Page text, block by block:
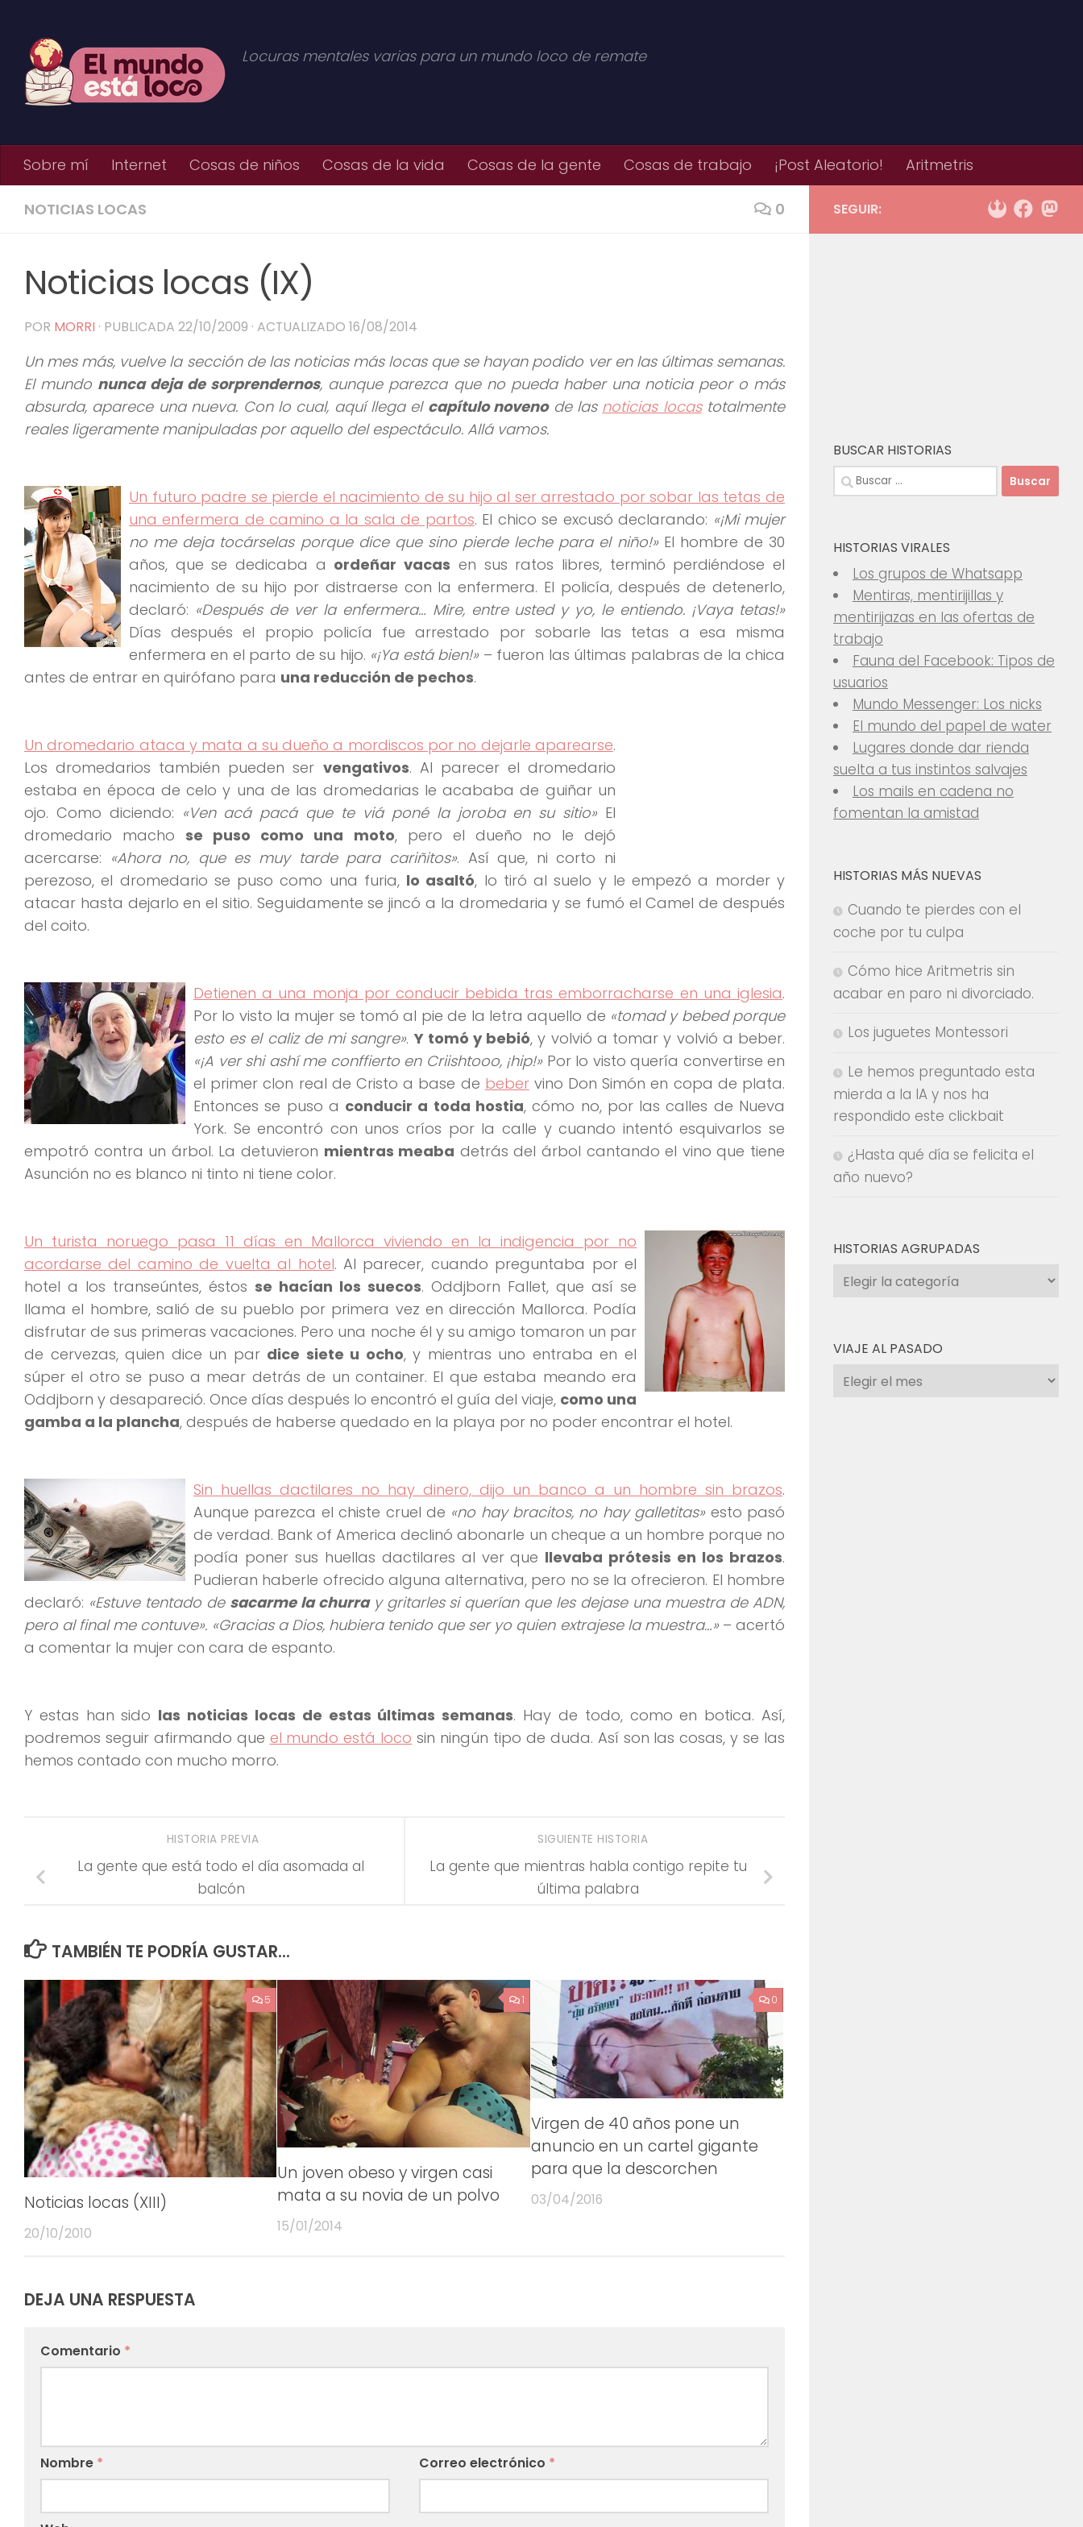
Locuras mentales varias para un mundo loco de remate
Sobre mí Internet Cosas de niños Cosas de la vida Cosas de la gente Cosas de trabajo ¡Post Aleatorio! Aritmetris
NOTICIAS LOCAS 0
Noticias locas (IX)
POR MORRI · PUBLICADA 22/10/2009 · ACTUALIZADO 16/08/2014
Un mes más, vuelve la sección de las noticias más locas que se hayan podido ver en las últimas semanas.
El mundo nunca deja de sorprendernos, aunque parezca que no pueda haber una noticia peor o más
absurda, aparece una nueva. Con lo cual, aquí llega el capítulo novenode las noticias locastotalmente
reales ligeramente manipuladas por aquello del espectáculo. Allá vamos.
Un futuro padre se pierde el nacimiento de su hijo al ser arrestado por sobar las tetas de
una enfermera de camino a la sala de partos. El chico se excusó declarando: «¡Mi mujer
no me deja tocárselas porque dice que sino pierde leche para el niño!»El hombre de 30
años, que se dedicaba a ordeñar vacas en sus ratos libres, terminó perdiéndose el
nacimiento de su hijo por distraerse con la enfermera. El policía, después de detenerlo,
declaró: «Después de ver la enfermera… Mire, entre usted y yo, le entiendo. ¡Vaya tetas!»
Días después el propio policía fue arrestado por sobarle las tetas a esa misma
enfermera en el parto de su hijo. «¡Ya está bien!»– fueron las últimas palabras de la chica
antes de entrar en quirófano para una reducción de pechos.
Un dromedario ataca y mata a su dueño a mordiscos por no dejarle aparearse.
Los dromedarios también pueden ser vengativos. Al parecer el dromedario
estaba en época de celo y una de las dromedarias le acababa de guiñar un
ojo. Como diciendo: «Ven acá pacá que te viá poné la joroba en su sitio»El
dromedario machose puso como una moto, pero el dueño no le dejó
acercarse: «Ahora no, que es muy tarde para cariñitos». Así que, ni corto ni
perezoso, el dromedario se puso como una furia, lo asaltó, lo tiró al suelo y le empezó a morder y
atacar hasta dejarlo en el sitio. Seguidamente se jincó a la dromedaria y se fumó el Camel de después
del coito.
Detienen a una monja por conducir bebida tras emborracharse en una iglesia.
Por lo visto la mujer se tomó al pie de la letra aquello de «tomad y bebed porque
esto es el caliz de mi sangre». Y tomó y bebió, y volvió a tomar y volvió a beber.
«¡A ver shi ashí me conffierto en Criishtooo, ¡hip!»Por lo visto quería convertirse en
el primer clon real de Cristo a base de bebervino Don Simón en copa de plata.
Entonces se puso a conducir a toda hostia, cómo no, por las calles de Nueva
York. Se encontró con unos críos por la calle y cuando intentó esquivarlos se
empotró contra un árbol. La detuvieron mientras meaba detrás del árbol cantando el vino que tiene
Asunción no es blanco ni tinto ni tiene color.
Un turista noruego pasa 11 días en Mallorca viviendo en la indigencia por no
acordarse del camino de vuelta al hotel. Al parecer, cuando preguntaba por el
hotel a los transeúntes, éstos se hacían los suecos. Oddjborn Fallet, que así se
llama el hombre, salió de su pueblo por primera vez en dirección Mallorca. Podía
disfrutar de sus primeras vacaciones. Pero una noche él y su amigo tomaron un par
de cervezas, quien dice un par dice siete u ocho, y mientras uno entraba en el
súper el otro se puso a mear detrás de un container. El que estaba meando era
Oddjborn y desapareció. Once días después lo encontró el guía del viaje, como una
gamba a la plancha, después de haberse quedado en la playa por no poder encontrar el hotel.
Sin huellas dactilares no hay dinero, dijo un banco a un hombre sin brazos.
Aunque parezca el chiste cruel de «no hay bracitos, no hay galletitas»esto pasó
de verdad. Bank of America declinó abonarle un cheque a un hombre porque no
podía poner sus huellas dactilares al ver que llevaba prótesis en los brazos.
Pudieran haberle ofrecido alguna alternativa, pero no se la ofrecieron. El hombre
declaró: «Estuve tentado de sacarme la churray gritarles si querían que les dejase una muestra de ADN,
pero al final me contuve». «Gracias a Dios, hubiera tenido que ser yo quien extrajese la muestra…»– acertó
a comentar la mujer con cara de espanto.
Y estas han sido las noticias locas de estas últimas semanas. Hay de todo, como en botica. Así,
podremos seguir afirmando que el mundo está loco sin ningún tipo de duda. Así son las cosas, y se las
hemos contado con mucho morro.
SIGUIENTE HISTORIA
La gente que mientras habla contigo repite tu
última palabra
HISTORIA PREVIA
La gente que está todo el día asomada al
balcón
TAMBIÉN TE PODRÍA GUSTAR...
5
Noticias locas (XIII)
20/10/2010
1
Un joven obeso y virgen casi
mata a su novia de un polvo
15/01/2014
0
Virgen de 40 años pone un
anuncio en un cartel gigante
para que la descorchen
03/04/2016
DEJA UNA RESPUESTA
Comentario *
Nombre * Correo electrónico *
SEGUIR:
BUSCAR HISTORIAS
Buscar:
HISTORIAS VIRALES
Los grupos de Whatsapp
Mentiras, mentirijillas y
mentirijazas en las ofertas de
trabajo
Fauna del Facebook: Tipos de
usuarios
Mundo Messenger: Los nicks
El mundo del papel de water
Lugares donde dar rienda
suelta a tus instintos salvajes
Los mails en cadena no
fomentan la amistad
HISTORIAS MÁS NUEVAS
Cuando te pierdes con el
coche por tu culpa
Cómo hice Aritmetris sin
acabar en paro ni divorciado.
Los juguetes Montessori
Le hemos preguntado esta
mierda a la IA y nos ha
respondido este clickbait
¿Hasta qué día se felicita el
año nuevo?
HISTORIAS AGRUPADAS
Historias
agrupadas
VIAJE AL PASADO
Viaje